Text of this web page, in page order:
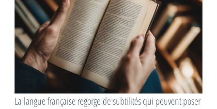
La langue française regorge de subtilités qui peuvent poser